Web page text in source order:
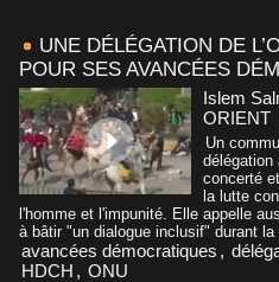
UNE DÉLÉGATION DE
POUR SES AVANCÉES
Islem
ORIENT
Un
délégation
concerté
la lutte
l'homme et l'impunité. Elle appelle
à bâtir "un dialogue inclusif" durant la
avancées démocratiques ,
HDCH , ONU